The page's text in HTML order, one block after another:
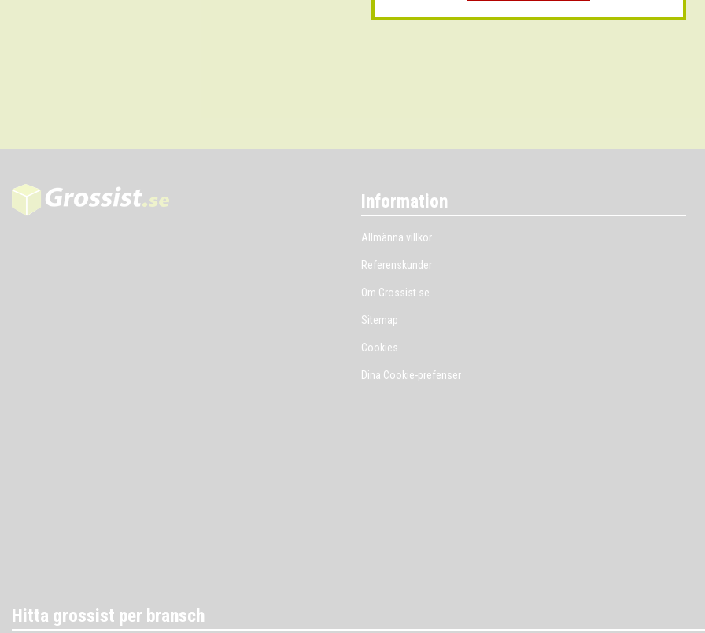
Information
Allmänna villkor
Referenskunder
Om Grossist.se
Sitemap
Cookies
Dina Cookie-prefenser
Hitta grossist per bransch